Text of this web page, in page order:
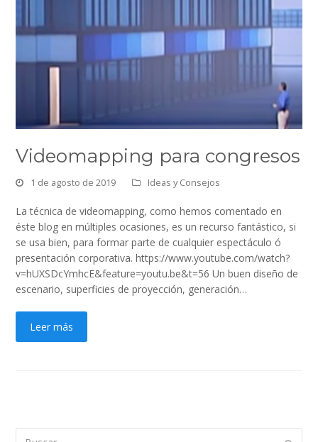
Videomapping para congresos
1 de agosto de 2019 Ideas y Consejos
La técnica de videomapping, como hemos comentado en
éste blog en múltiples ocasiones, es un recurso fantástico, si
se usa bien, para formar parte de cualquier espectáculo ó
presentación corporativa. https://www.youtube.com/watch?
v=hUXSDcYmhcE&feature=youtu.be&t=56 Un buen diseño de
escenario, superficies de proyección, generación…
Leer más